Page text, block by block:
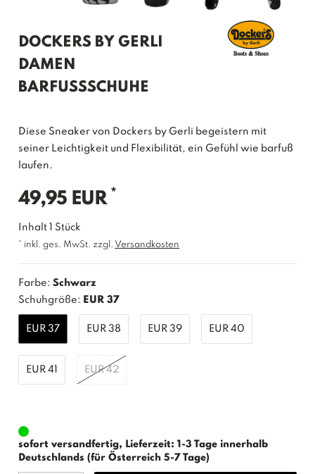
DOCKERS BY GERLI
DAMEN
BARFUSSSCHUHE
Diese Sneaker von Dockers by Gerli begeistern mit
seiner Leichtigkeit und Flexibilität, ein Gefühl wie barfuß
laufen.
49,95 EUR *
Inhalt1Stück
* inkl. ges. MwSt. zzgl. Versandkosten
Farbe:Schwarz
Schuhgröße: EUR 37
EUR 37 EUR 38 EUR 39 EUR 40
EUR 41 EUR 42
sofort versandfertig, Lieferzeit: 1-3 Tage innerhalb
Deutschlands (für Österreich 5-7 Tage)